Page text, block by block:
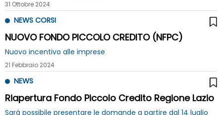
31 Ottobre 2024
NEWS CORSI
NUOVO FONDO PICCOLO CREDITO (NFPC)
Nuovo incentivo alle imprese
21 Febbraio 2024
NEWS
Riapertura Fondo Piccolo Credito Regione Lazio
Sarà possibile presentare le domande a partire dal 14 luglio